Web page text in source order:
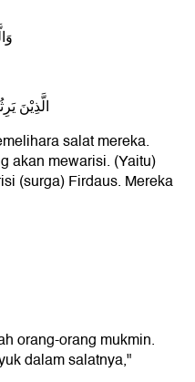
الَّذِيْنَ
salat mereka.
akan mewarisi. (Yaitu)
(surga) Firdaus. Mereka
orang-orang mukmin.
dalam salatnya,"